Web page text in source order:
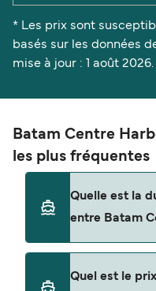
* Les prix sont
basés sur les données
mise à jour : 1 août 2026.
Batam Centre
les plus fréquentes
Quelle est la
entre Batam
Harbourfront est
Quel est le